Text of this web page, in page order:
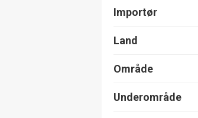
Importør
Land
Område
Underområde